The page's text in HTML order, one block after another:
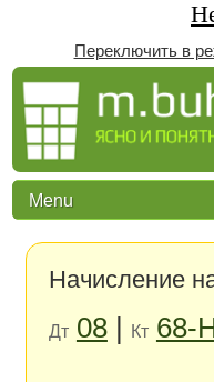
Переключить в
Menu
Начисление
Дт 08| Кт 68-